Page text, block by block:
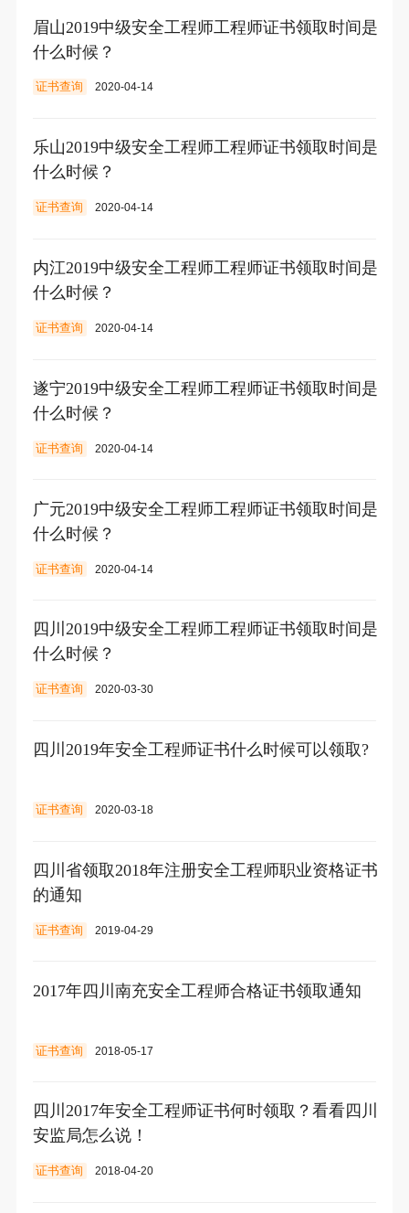
眉山2019中级安全工程师工程师证书领取时间是
什么时候？
证书查询 2020-04-14
乐山2019中级安全工程师工程师证书领取时间是
什么时候？
证书查询 2020-04-14
内江2019中级安全工程师工程师证书领取时间是
什么时候？
证书查询 2020-04-14
遂宁2019中级安全工程师工程师证书领取时间是
什么时候？
证书查询 2020-04-14
广元2019中级安全工程师工程师证书领取时间是
什么时候？
证书查询 2020-04-14
四川2019中级安全工程师工程师证书领取时间是
什么时候？
证书查询 2020-03-30
四川2019年安全工程师证书什么时候可以领取?
证书查询 2020-03-18
四川省领取2018年注册安全工程师职业资格证书
的通知
证书查询 2019-04-29
2017年四川南充安全工程师合格证书领取通知
证书查询 2018-05-17
四川2017年安全工程师证书何时领取？看看四川
安监局怎么说！
证书查询 2018-04-20